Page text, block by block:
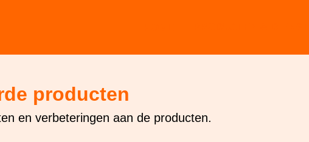
producten
en verbeteringen aan de producten.